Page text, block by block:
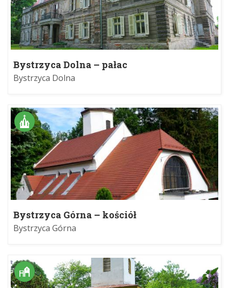
Bystrzyca Dolna – pałac
Bystrzyca Dolna
Bystrzyca Górna – kościół
Bystrzyca Górna